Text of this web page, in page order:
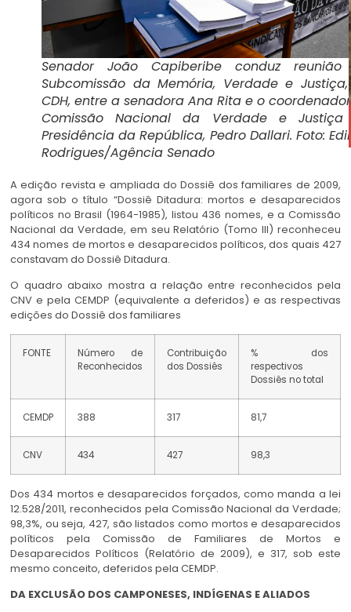
Senador João Capiberibe conduz
Subcomissão da Memória, Verdade e
CDH, entre a senadora Ana Rita e o
Comissão Nacional da Verdade e
Presidência da República, Pedro Dallari. Foto:
Rodrigues/Agência Senado
A edição revista e ampliada do Dossiê dos familiares de 2009,
agora sob o título “Dossiê Ditadura: mortos e desaparecidos
políticos no Brasil (1964-1985), listou 436 nomes, e a Comissão
Nacional da Verdade, em seu Relatório (Tomo III) reconheceu
434 nomes de mortos e desaparecidos políticos, dos quais 427
constavam do Dossiê Ditadura.
O quadro abaixo mostra a relação entre reconhecidos pela
CNV e pela CEMDP (equivalente a deferidos) e as respectivas
edições do Dossiê dos familiares
FONTE
Número de
Reconhecidos
Contribuição
dos Dossiês
% dos
respectivos
Dossiês no total
CEMDP 388 317 81,7
CNV 434 427 98,3
Dos 434 mortos e desaparecidos forçados, como manda a lei
12.528/2011, reconhecidos pela Comissão Nacional da Verdade;
98,3%, ou seja, 427, são listados como mortos e desaparecidos
políticos pela Comissão de Familiares de Mortos e
Desaparecidos Políticos (Relatório de 2009), e 317, sob este
mesmo conceito, deferidos pela CEMDP.
DA EXCLUSÃO DOS CAMPONESES, INDÍGENAS E ALIADOS